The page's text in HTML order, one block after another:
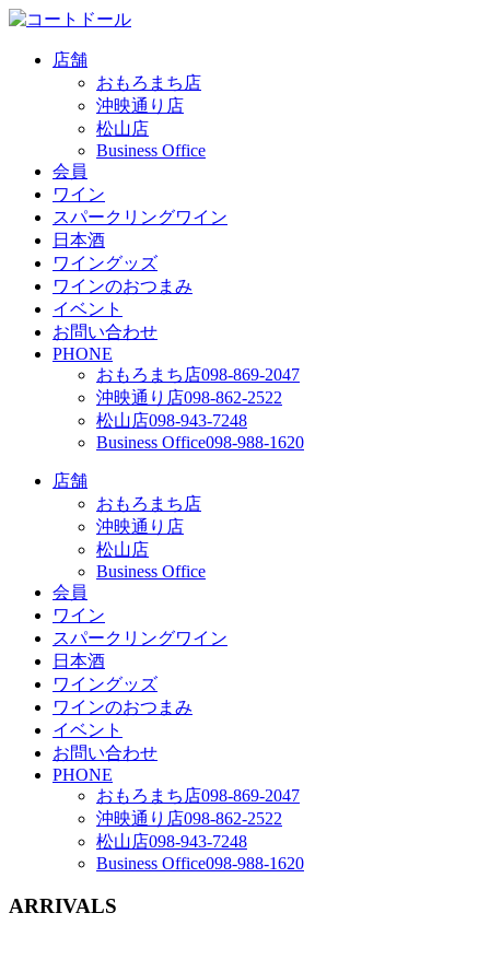
店舗
おもろまち店
沖映通り店
松山店
Business Office
会員
ワイン
スパークリングワイン
日本酒
ワイングッズ
ワインのおつまみ
イベント
お問い合わせ
PHONE
おもろまち店098-869-2047
沖映通り店098-862-2522
松山店098-943-7248
Business Office098-988-1620
店舗
おもろまち店
沖映通り店
松山店
Business Office
会員
ワイン
スパークリングワイン
日本酒
ワイングッズ
ワインのおつまみ
イベント
お問い合わせ
PHONE
おもろまち店098-869-2047
沖映通り店098-862-2522
松山店098-943-7248
Business Office098-988-1620
ARRIVALS